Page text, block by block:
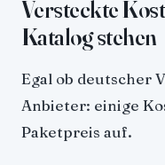
Versteckte
Katalog stehen
Egal ob deutscher
Anbieter: einige
Paketpreis auf.